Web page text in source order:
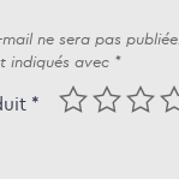
ne sera pas publiée.
indiqués avec *
*